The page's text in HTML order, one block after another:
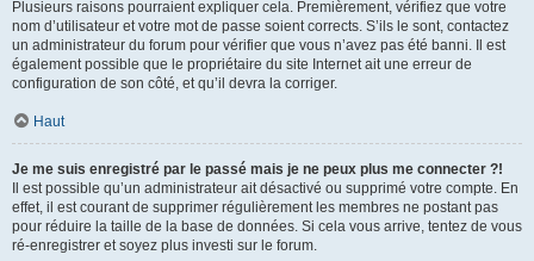
Plusieurs raisons pourraient expliquer cela. Premièrement, vérifiez que votre
nom d’utilisateur et votre mot de passe soient corrects. S’ils le sont, contactez
un administrateur du forum pour vérifier que vous n’avez pas été banni. Il est
également possible que le propriétaire du site Internet ait une erreur de
configuration de son côté, et qu’il devra la corriger.
Haut
Je me suis enregistré par le passé mais je ne peux plus me connecter ?!
Il est possible qu’un administrateur ait désactivé ou supprimé votre compte. En
effet, il est courant de supprimer régulièrement les membres ne postant pas
pour réduire la taille de la base de données. Si cela vous arrive, tentez de vous
ré-enregistrer et soyez plus investi sur le forum.